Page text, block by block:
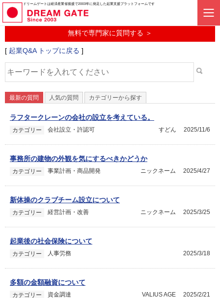
ドリームゲートは経済産業省後援で2003年に発足した起業支援プラットフォームです
起業に関するみんなの質問投稿サービス
起業Q&A
無料で専門家に質問する ＞
[ 起業Q&A トップに戻る ]
最新の質問 人気の質問 カテゴリーから探す
ラフタークレーンの会社の設立を考えている。
カテゴリー 会社設立・許認可 2025/11/6
すどん
事務所の建物の外観を気にするべきかどうか
カテゴリー 事業計画・商品開発 2025/4/27
ニックネーム
新体操のクラブチーム設立について
カテゴリー 経営計画・改善 2025/3/25
ニックネーム
起業後の社会保険について
カテゴリー 人事労務 2025/3/18
多額の金額融資について
カテゴリー 資金調達 2025/2/21
VALIUS AGE